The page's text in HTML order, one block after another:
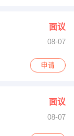
面议
08-07
申请
面议
08-07